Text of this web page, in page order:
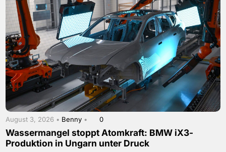
August 3, 2026 • Benny • 0
Wassermangel stoppt Atomkraft: BMW iX3-
Produktion in Ungarn unter Druck